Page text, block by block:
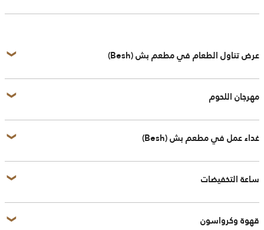
عرض تناول الطعام في مطعم بش (Besh)
مهرجان اللحوم
غداء عمل في مطعم بش (Besh)
ساعة التخفيضات
قهوة وكرواسون